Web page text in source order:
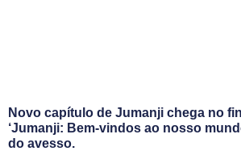
Novo capítulo de Jumanji chega no
‘Jumanji: Bem-vindos ao nosso
do avesso.